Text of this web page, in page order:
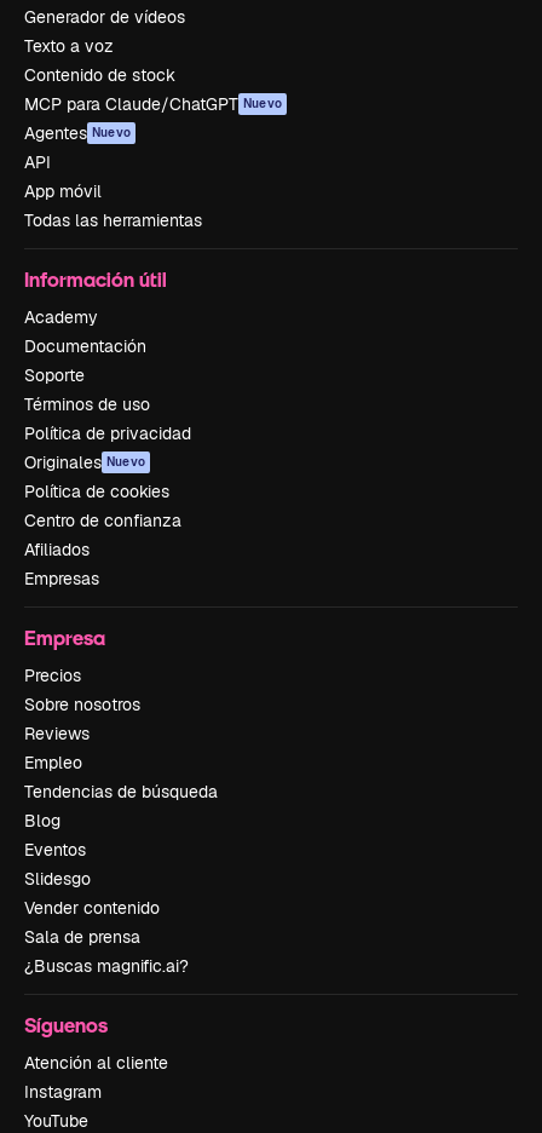
Generador de vídeos
Texto a voz
Contenido de stock
MCP para Claude/ChatGPT Nuevo
Agentes Nuevo
API
App móvil
Todas las herramientas
Información útil
Academy
Documentación
Soporte
Términos de uso
Política de privacidad
Originales Nuevo
Política de cookies
Centro de confianza
Afiliados
Empresas
Empresa
Precios
Sobre nosotros
Reviews
Empleo
Tendencias de búsqueda
Blog
Eventos
Slidesgo
Vender contenido
Sala de prensa
¿Buscas magnific.ai?
Síguenos
Atención al cliente
Instagram
YouTube